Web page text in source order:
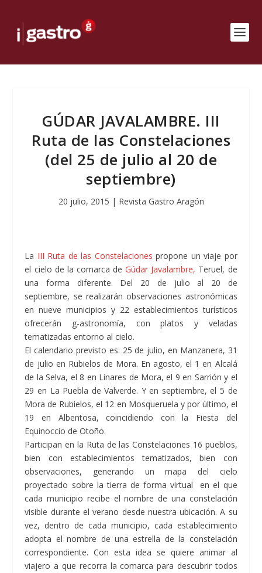
GÚDAR JAVALAMBRE. III
Ruta de las Constelaciones
(del 25 de julio al 20 de
septiembre)
20 julio, 2015 | Revista Gastro Aragón
La III Ruta de las Constelaciones propone un viaje por
el cielo de la comarca deGúdar Javalambre, Teruel, de
una forma diferente. Del 20 de julio al 20 de
septiembre, se realizarán observaciones astronómicas
en nueve municipios y 22 establecimientos turísticos
ofrecerán g-astronomía, con platos y veladas
tematizadas entorno al cielo.
El calendario previsto es: 25 de julio, en Manzanera, 31
de julio en Rubielos de Mora. En agosto, el 1 en Alcalá
de la Selva, el 8 en Linares de Mora, el 9 en Sarrión y el
29 en La Puebla de Valverde. Y en septiembre, el 5 de
Mora de Rubielos, el 12 en Mosqueruela y por último, el
19 en Albentosa, coincidiendo con la Fiesta del
Equinoccio de Otoño.
Participan en la Ruta de las Constelaciones 16 pueblos,
bien con establecimientos tematizados, bien con
observaciones, generando un mapa del cielo
proyectado sobre la tierra de forma virtual en el que
cada municipio recibe el nombre de una constelación
visible durante el verano desde nuestra ubicación. A su
vez, dentro de cada municipio, cada establecimiento
adopta el nombre de una estrella de la constelación
correspondiente. Con esta idea se quiere animar al
viajero a que recorra la comarca para descubrir todos